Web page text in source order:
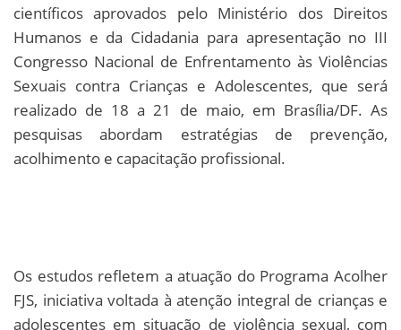
científicos aprovados pelo Ministério dos Direitos
Humanos e da Cidadania para apresentação no III
Congresso Nacional de Enfrentamento às Violências
Sexuais contra Crianças e Adolescentes, que será
realizado de 18 a 21 de maio, em Brasília/DF. As
pesquisas abordam estratégias de prevenção,
acolhimento e capacitação profissional.
Os estudos refletem a atuação do Programa Acolher
FJS, iniciativa voltada à atenção integral de crianças e
adolescentes em situação de violência sexual, com